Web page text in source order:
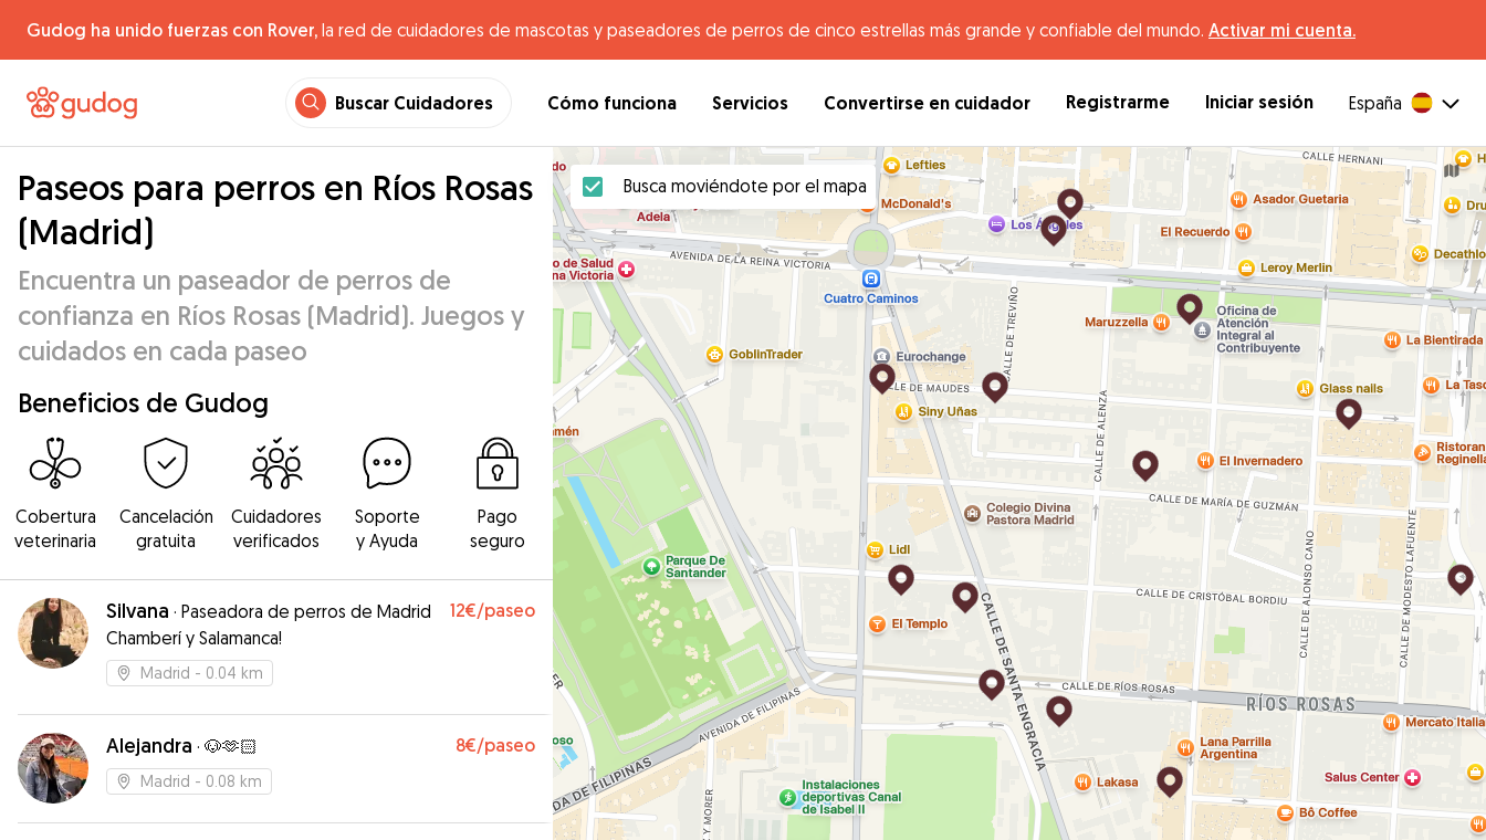
Gudog ha unido fuerzas con Rover, la red de cuidadores de mascotas y paseadores de perros de cinco estrellas más grande y confiable del mundo. Activar mi cuenta.
Buscar Cuidadores Cómo funciona Servicios Convertirse en cuidador Registrarme Iniciar sesión España
Paseos para perros en Ríos Rosas
(Madrid)
Encuentra un paseador de perros de
confianza en Ríos Rosas (Madrid). Juegos y
cuidados en cada paseo
Beneficios de Gudog
Cobertura
veterinaria
Cancelación
gratuita
Cuidadores
verificados
Soporte
y Ayuda
Pago
seguro
Silvana · Paseadora de perros de Madrid
Chamberí y Salamanca!
12€/paseo
Madrid - 0.04 km
Alejandra · 🐶🫶🏻 8€/paseo
Madrid - 0.08 km
Busca moviéndote por el mapa